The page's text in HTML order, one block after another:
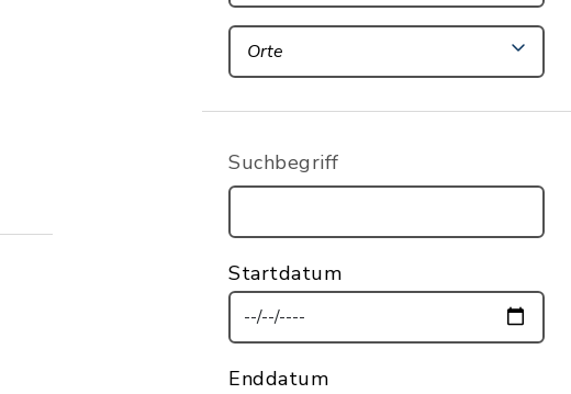
Orte
Suchbegriff
Startdatum
Enddatum